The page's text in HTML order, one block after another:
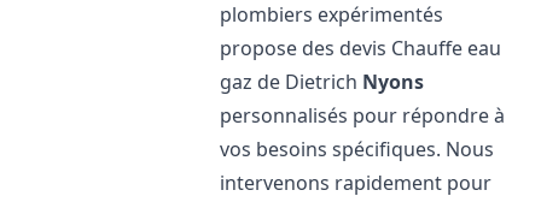
plombiers expérimentés
propose des devis Chauffe eau
gaz de Dietrich Nyons
personnalisés pour répondre à
vos besoins spécifiques. Nous
intervenons rapidement pour